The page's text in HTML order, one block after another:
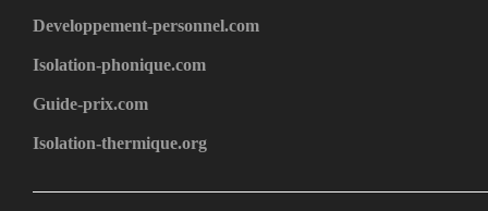
Developpement-personnel.com
Isolation-phonique.com
Guide-prix.com
Isolation-thermique.org